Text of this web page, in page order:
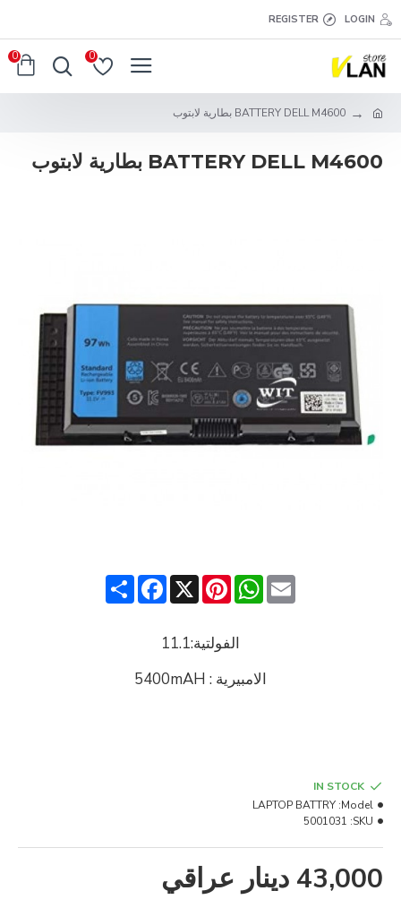
LOGIN
REGISTER
0
0
BATTERY DELL M4600 بطارية لابتوب
BATTERY DELL M4600 بطارية لابتوب
Share
Facebook X
Pinterest
WhatsAppEmail
الفولتية:11.1
الامبيرية : 5400mAH
43,000 دينار عراقي
IN STOCK
Model:
LAPTOP BATTRY
SKU:
5001031